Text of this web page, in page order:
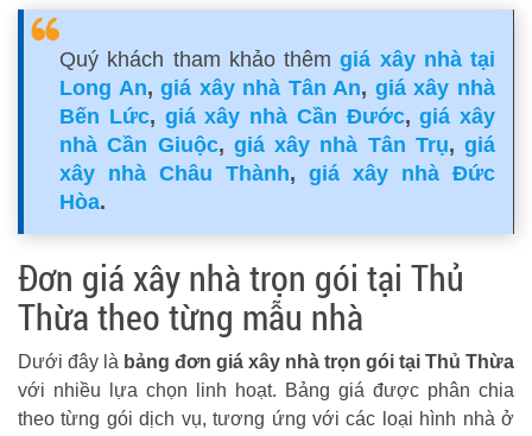
Quý khách tham khảo thêmgiá xây nhà tại
Long An,giá xây nhà Tân An, giá xây nhà
Bến Lức, giá xây nhà Cần Đước,giá xây
nhà Cần Giuộc, giá xây nhà Tân Trụ, giá
xây nhà Châu Thành, giá xây nhà Đức
Hòa.
Đơn giá xây nhà trọn gói tại Thủ
Thừa theo từng mẫu nhà
Dưới đây là bảng đơn giá xây nhà trọn gói tại Thủ Thừa
với nhiều lựa chọn linh hoạt. Bảng giá được phân chia
theo từng gói dịch vụ, tương ứng với các loại hình nhà ở